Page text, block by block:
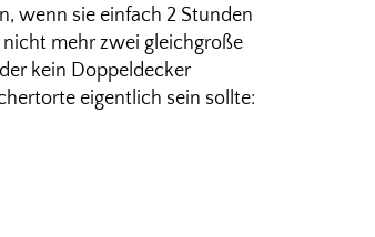
wenn sie einfach 2 Stunden
mehr zwei gleichgroße
kein Doppeldecker
eigentlich sein sollte: